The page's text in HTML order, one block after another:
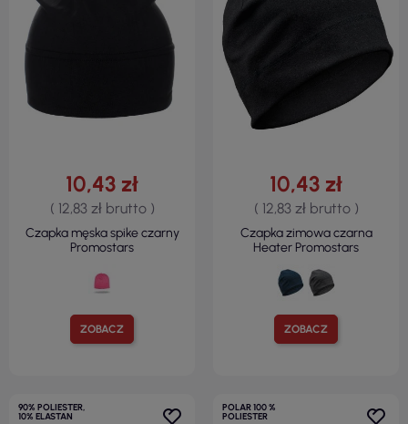
ZOBACZ
10,43 zł
( 12,83 zł brutto )
Czapka męska spike czarny
Promostars
ZOBACZ
10,43 zł
( 12,83 zł brutto )
Czapka zimowa czarna
Heater Promostars
90% POLIESTER,
10% ELASTAN
POLAR 100 %
POLIESTER